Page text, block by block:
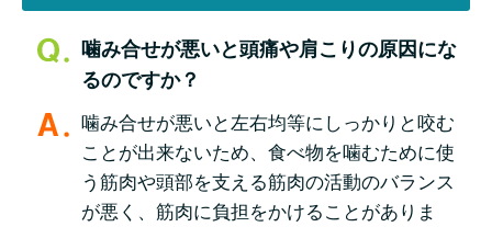
噛み合せが悪いと頭痛や肩こりの原因にな
るのですか？
噛み合せが悪いと左右均等にしっかりと咬む
ことが出来ないため、食べ物を噛むために使
う筋肉や頭部を支える筋肉の活動のバランス
が悪く、筋肉に負担をかけることがありま